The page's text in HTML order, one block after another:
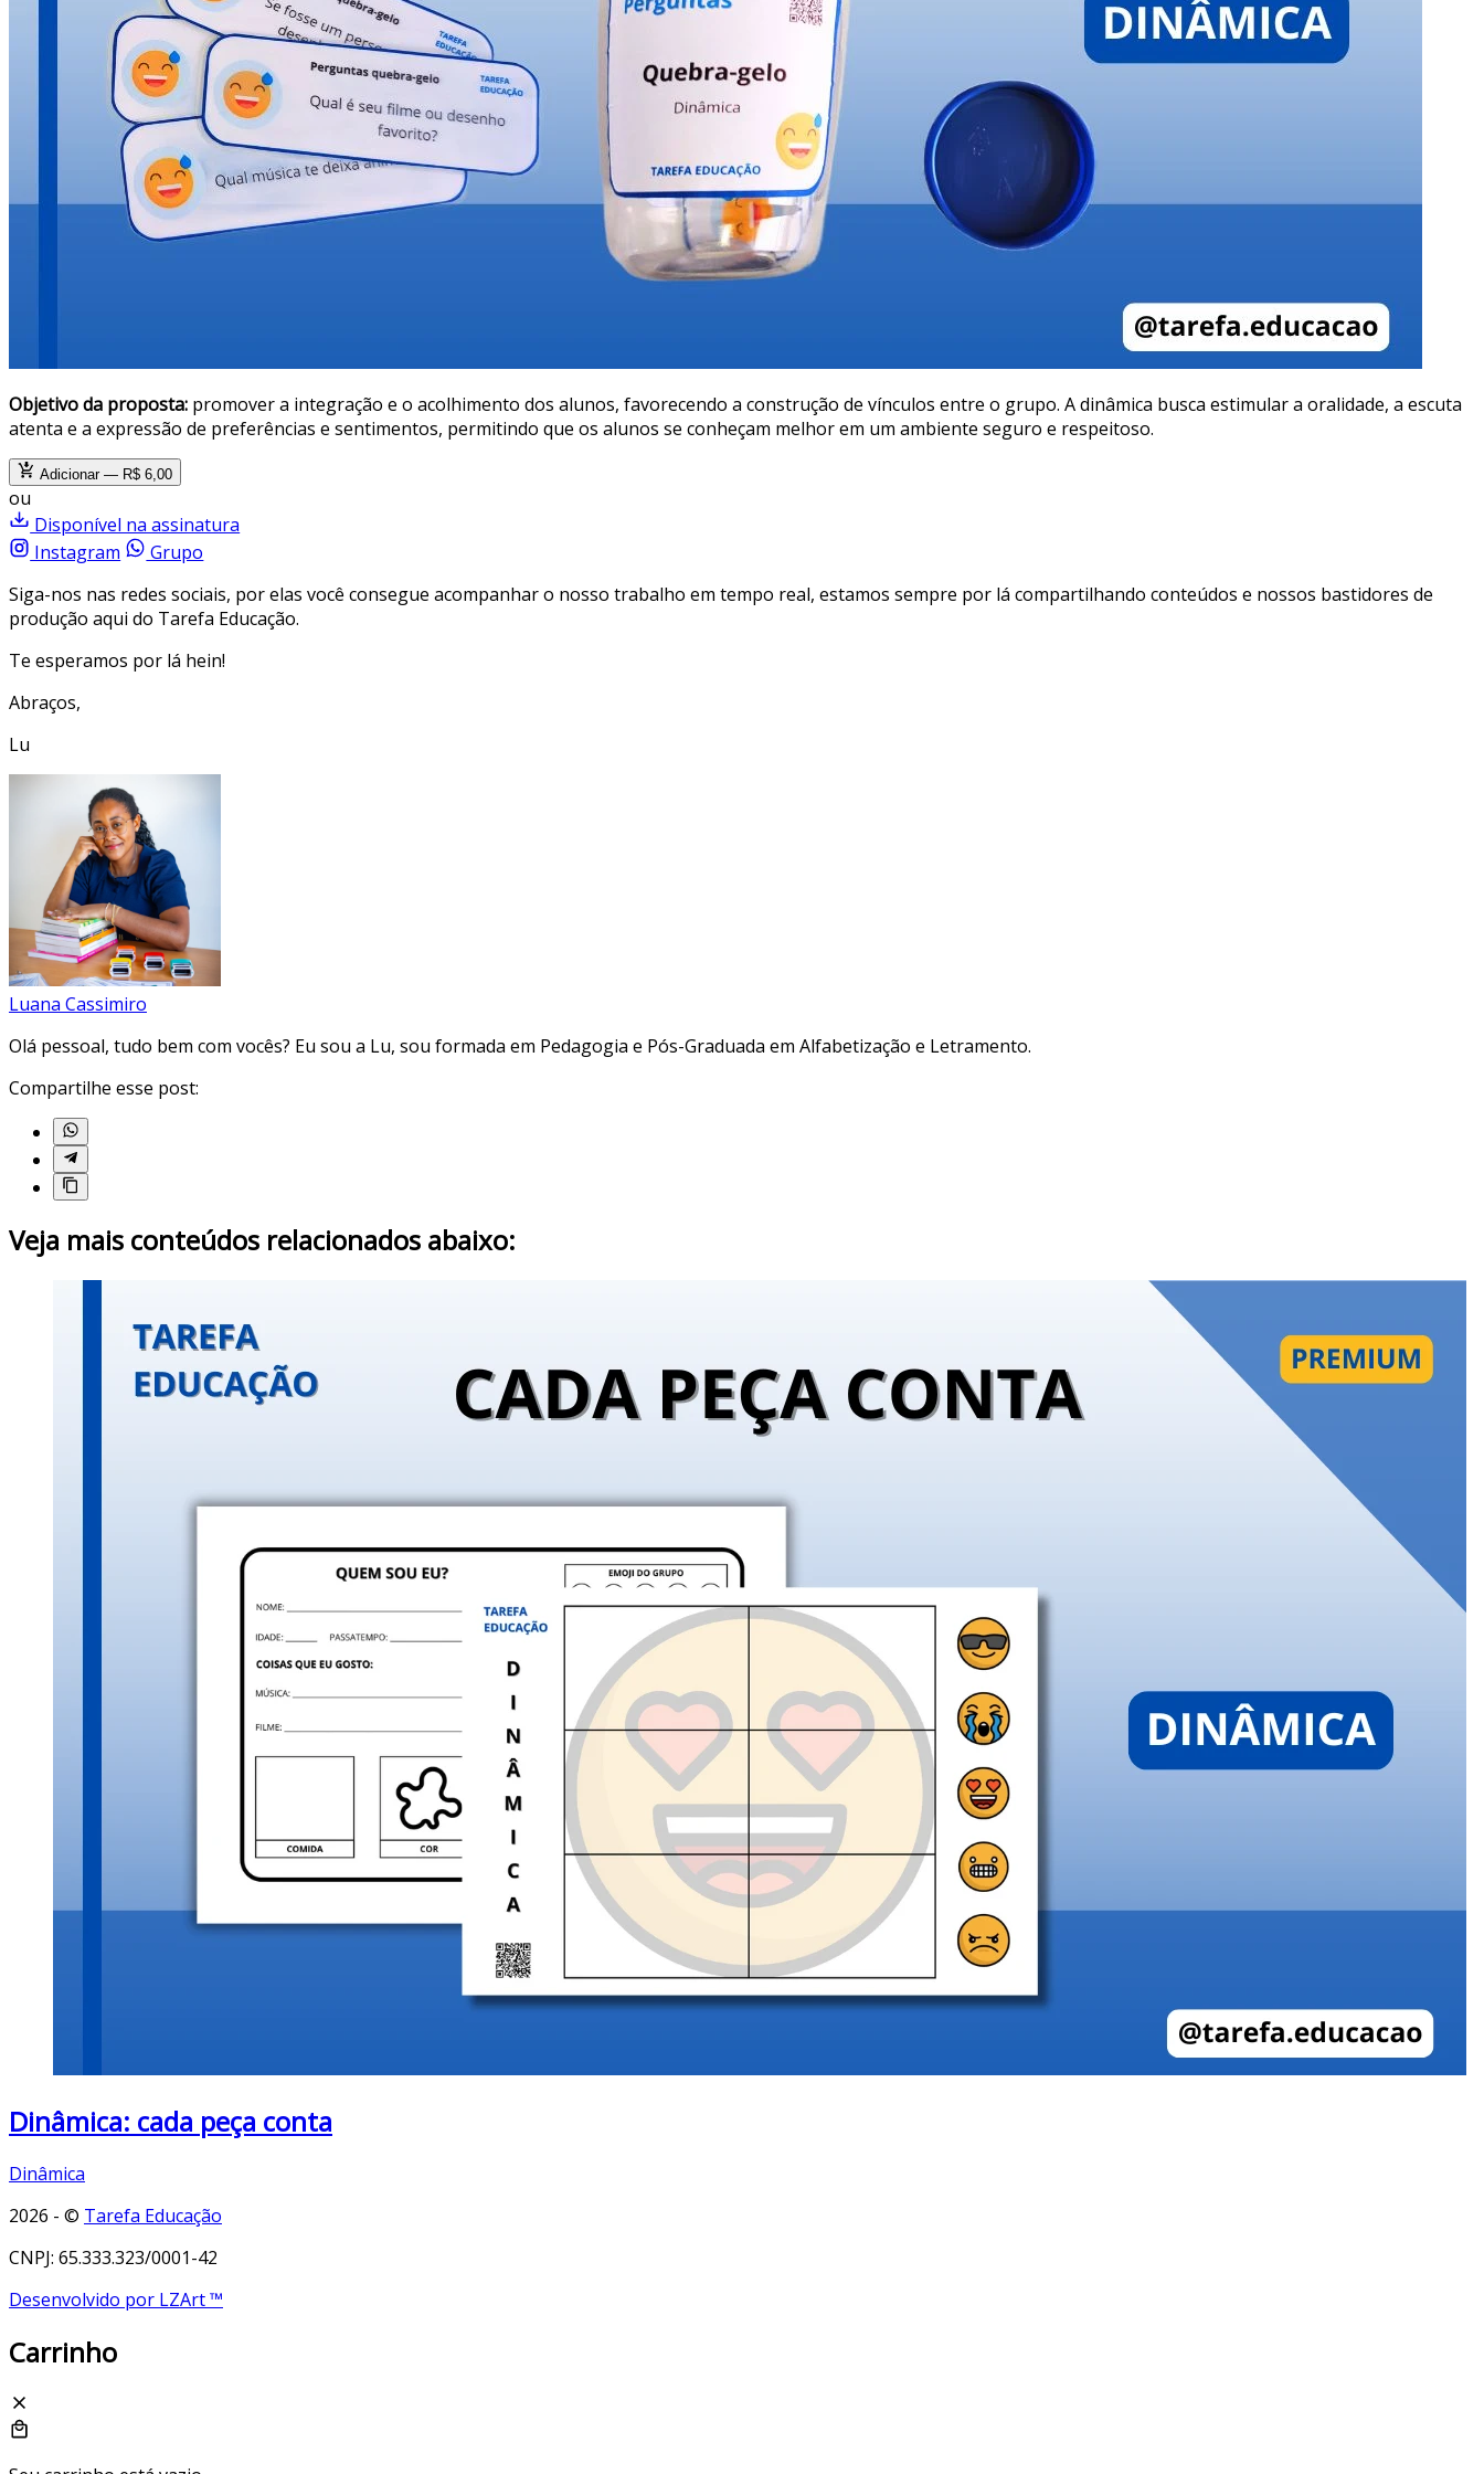
Objetivo da proposta: promover a integração e o acolhimento dos alunos, favorecendo a construção de vínculos entre o grupo. A dinâmica busca estimular a oralidade, a escuta
atenta e a expressão de preferências e sentimentos, permitindo que os alunos se conheçam melhor em um ambiente seguro e respeitoso.
Adicionar — R$ 6,00
ou
Disponível na assinatura
Instagram
Grupo
Siga-nos nas redes sociais, por elas você consegue acompanhar o nosso trabalho em tempo real, estamos sempre por lá compartilhando conteúdos e nossos bastidores de
produção aqui do Tarefa Educação.
Te esperamos por lá hein!
Abraços,
Lu
Luana Cassimiro
Olá pessoal, tudo bem com vocês? Eu sou a Lu, sou formada em Pedagogia e Pós-Graduada em Alfabetização e Letramento.
Compartilhe esse post:
Veja mais conteúdos relacionados abaixo:
Dinâmica: cada peça conta
Dinâmica
2026 - © Tarefa Educação
CNPJ: 65.333.323/0001-42
Desenvolvido por LZArt ™
Carrinho